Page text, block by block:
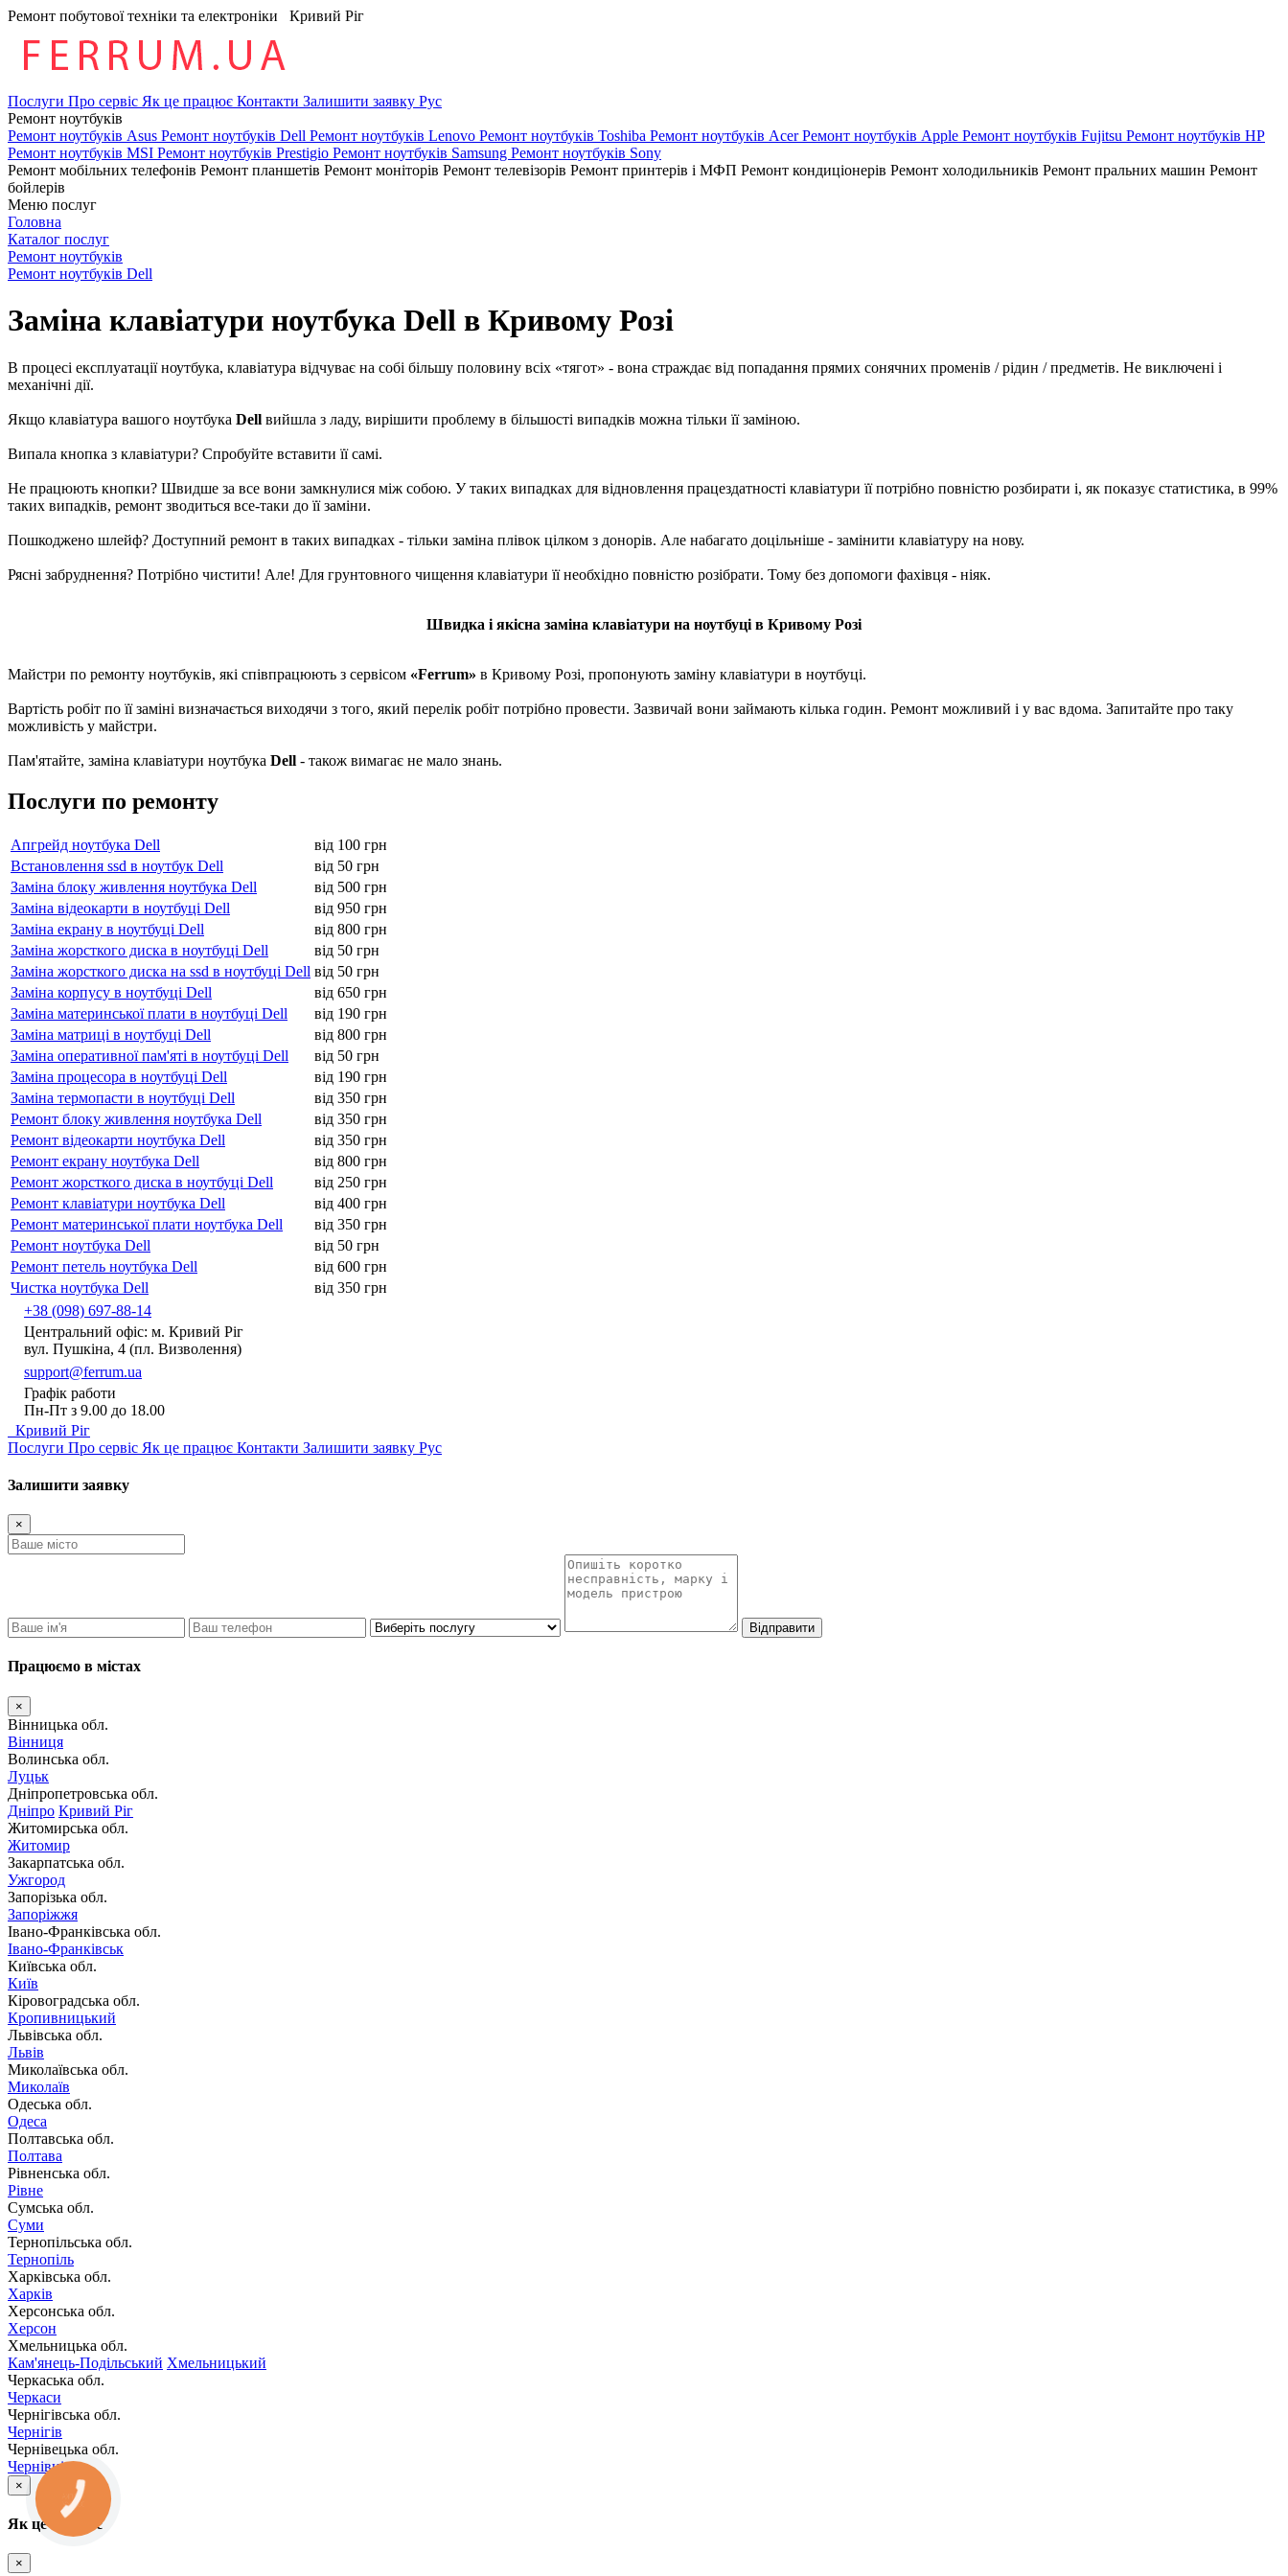
Ремонт побутової техніки та електроніки Кривий Ріг
Послуги Про сервіс Як це працює Контакти Залишити заявку Рус
Ремонт ноутбуків
Ремонт ноутбуків Asus Ремонт ноутбуків Dell Ремонт ноутбуків Lenovo Ремонт ноутбуків Toshiba Ремонт ноутбуків AcerРемонт ноутбуків Apple Ремонт ноутбуків Fujitsu Ремонт ноутбуків HP
Ремонт ноутбуків MSI Ремонт ноутбуків Prestigio Ремонт ноутбуків Samsung Ремонт ноутбуків Sony
Ремонт мобільних телефонів Ремонт планшетів Ремонт моніторів Ремонт телевізорів Ремонт принтерів і МФП Ремонт кондиціонерів Ремонт холодильників Ремонт пральних машин Ремонт
бойлерів
Меню послуг
Головна
Каталог послуг
Ремонт ноутбуків
Ремонт ноутбуків Dell
Заміна клавіатури ноутбука Dell в Кривому Розі
В процесі експлуатації ноутбука, клавіатура відчуває на собі більшу половину всіх «тягот» - вона страждає від попадання прямих сонячних променів / рідин / предметів. Не виключені і
механічні дії.
Якщо клавіатура вашого ноутбука Dell вийшла з ладу, вирішити проблему в більшості випадків можна тільки її заміною.
Випала кнопка з клавіатури? Спробуйте вставити її самі.
Не працюють кнопки? Швидше за все вони замкнулися між собою. У таких випадках для відновлення працездатності клавіатури її потрібно повністю розбирати і, як показує статистика, в 99%
таких випадків, ремонт зводиться все-таки до її заміни.
Пошкоджено шлейф? Доступний ремонт в таких випадках - тільки заміна плівок цілком з донорів. Але набагато доцільніше - замінити клавіатуру на нову.
Рясні забруднення? Потрібно чистити! Але! Для грунтовного чищення клавіатури її необхідно повністю розібрати. Тому без допомоги фахівця - ніяк.
Швидка і якісна заміна клавіатури на ноутбуці в Кривому Розі
Майстри по ремонту ноутбуків, які співпрацюють з сервісом «Ferrum» в Кривому Розі, пропонують заміну клавіатури в ноутбуці.
Вартість робіт по її заміні визначається виходячи з того, який перелік робіт потрібно провести. Зазвичай вони займають кілька годин. Ремонт можливий і у вас вдома. Запитайте про таку
можливість у майстри.
Пам'ятайте, заміна клавіатури ноутбука Dell - також вимагає не мало знань.
Послуги по ремонту
Апгрейд ноутбука Dell
від 100 грн
Встановлення ssd в ноутбук Dell
від 50 грн
Заміна блоку живлення ноутбука Dell
від 500 грн
Заміна відеокарти в ноутбуці Dell
від 950 грн
Заміна екрану в ноутбуці Dell
від 800 грн
Заміна жорсткого диска в ноутбуці Dell
від 50 грн
Заміна жорсткого диска на ssd в ноутбуці Dell від 50 грн
Заміна корпусу в ноутбуці Dell
від 650 грн
Заміна материнської плати в ноутбуці Dell
від 190 грн
Заміна матриці в ноутбуці Dell
від 800 грн
Заміна оперативної пам'яті в ноутбуці Dell
від 50 грн
Заміна процесора в ноутбуці Dell
від 190 грн
Заміна термопасти в ноутбуці Dell
від 350 грн
Ремонт блоку живлення ноутбука Dell
від 350 грн
Ремонт відеокарти ноутбука Dell
від 350 грн
Ремонт екрану ноутбука Dell
від 800 грн
Ремонт жорсткого диска в ноутбуці Dell
від 250 грн
Ремонт клавіатури ноутбука Dell
від 400 грн
Ремонт материнської плати ноутбука Dell
від 350 грн
Ремонт ноутбука Dell
від 50 грн
Ремонт петель ноутбука Dell
від 600 грн
Чистка ноутбука Dell
від 350 грн
+38 (098) 697-88-14
Центральний офіс: м. Кривий Ріг
вул. Пушкіна, 4 (пл. Визволення)
support@ferrum.ua
Графік работи
Пн-Пт з 9.00 до 18.00
Кривий Ріг
Послуги Про сервіс Як це працює Контакти Залишити заявку Рус
Залишити заявку
×
Відправити
Працюємо в містах
×
Вінницька обл.
Вінниця
Волинська обл.
Луцьк
Дніпропетровська обл.
Дніпро Кривий Ріг
Житомирська обл.
Житомир
Закарпатська обл.
Ужгород
Запорізька обл.
Запоріжжя
Івано-Франківська обл.
Івано-Франківськ
Київська обл.
Київ
Кіровоградська обл.
Кропивницький
Львівська обл.
Львів
Миколаївська обл.
Миколаїв
Одеська обл.
Одеса
Полтавська обл.
Полтава
Рівненська обл.
Рівне
Сумська обл.
Суми
Тернопільська обл.
Тернопіль
Харківська обл.
Харків
Херсонська обл.
Херсон
Хмельницька обл.
Кам'янець-Подільський Хмельницький
Черкаська обл.
Черкаси
Чернігівська обл.
Чернігів
Чернівецька обл.
Чернівці
×
Як це працює
×
КНОПКА
ЗВ'ЯЗКУ